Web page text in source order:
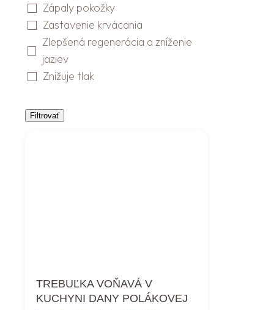
Zápaly pokožky
Zastavenie krvácania
Zlepšená regenerácia a zníženie
jaziev
Znižuje tlak
Filtrovať
TREBUĽKA VOŇAVÁ V
KUCHYNI DANY POLÁKOVEJ